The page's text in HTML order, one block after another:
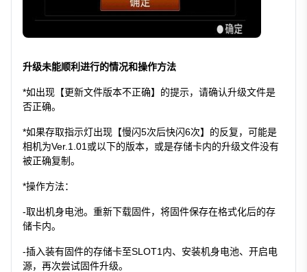
升级未能顺利进行的情况和操作方法
*如出现【更新文件版本不正确】的提示，请确认升级文件是
否正确。
*如果存取指示灯出现【慢闪5次后快闪6次】的反复，可能是
相机为Ver.1.01或以下的版本，或是存储卡内的升级文件没有
被正确复制。
*操作方法：
-取出机身电池。重新下载固件，将固件保存在格式化后的存
储卡内。
-插入装有固件的存储卡至SLOT1内、安装机身电池、开启电
源，再次尝试固件升级。